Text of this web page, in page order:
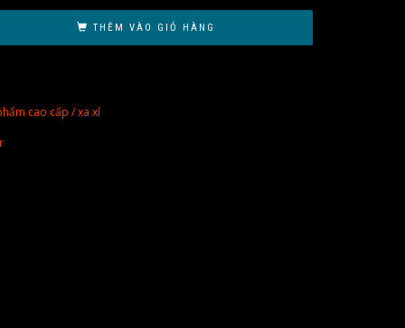
THÊM VÀO GIỎ HÀNG
cao cấp / xa xỉ